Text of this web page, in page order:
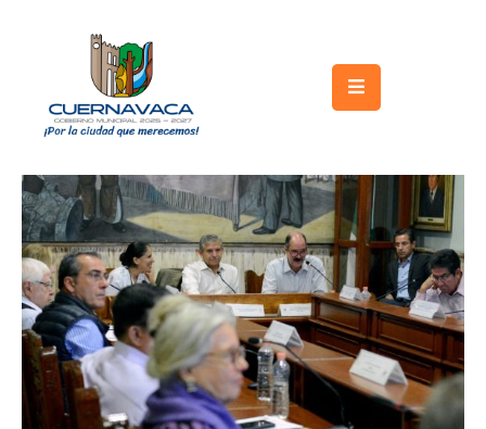
Gobierno
Turismo
Trámites
y
Servicios
Licitaciones
Transparencia